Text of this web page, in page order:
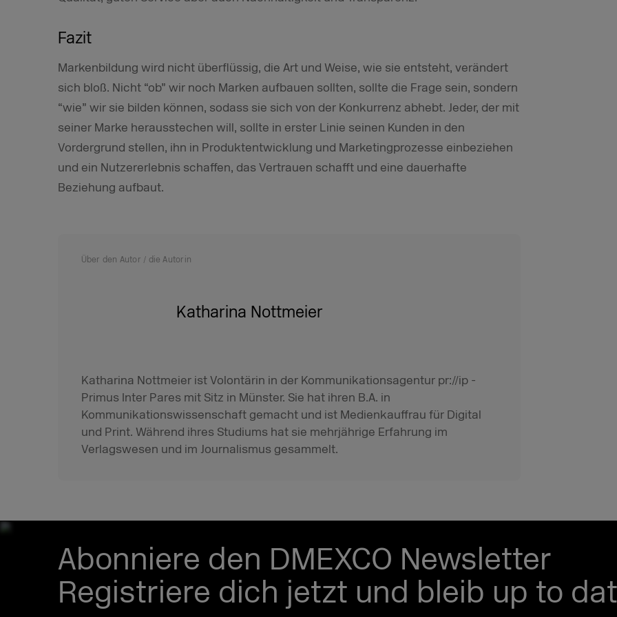
Fazit
Markenbildung wird nicht überflüssig, die Art und Weise, wie sie entsteht, verändert
sich bloß. Nicht “ob” wir noch Marken aufbauen sollten, sollte die Frage sein, sondern
“wie” wir sie bilden können, sodass sie sich von der Konkurrenz abhebt. Jeder, der mit
seiner Marke herausstechen will, sollte in erster Linie seinen Kunden in den
Vordergrund stellen, ihn in Produktentwicklung und Marketingprozesse einbeziehen
und ein Nutzererlebnis schaffen, das Vertrauen schafft und eine dauerhafte
Beziehung aufbaut.
Über den Autor / die Autorin
Katharina Nottmeier
Katharina Nottmeier ist Volontärin in der Kommunikationsagentur pr://ip -
Primus Inter Pares mit Sitz in Münster. Sie hat ihren B.A. in
Kommunikationswissenschaft gemacht und ist Medienkauffrau für Digital
und Print. Während ihres Studiums hat sie mehrjährige Erfahrung im
Verlagswesen und im Journalismus gesammelt.
Abonniere den DMEXCO Newsletter
Registriere dich jetzt und bleib up to